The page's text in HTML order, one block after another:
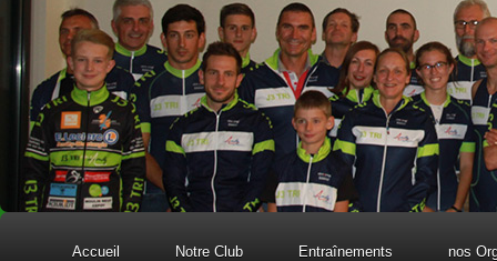
Accueil Notre Club Entraînements nos